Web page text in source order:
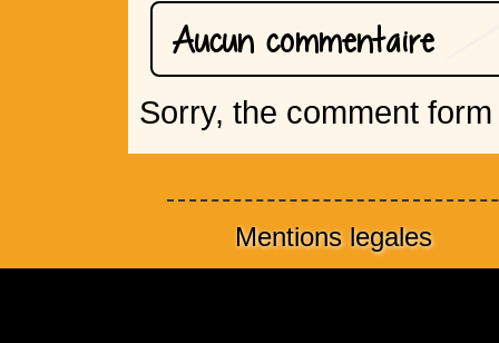
Aucun commentaire
Sorry, the comment
Mentions legales